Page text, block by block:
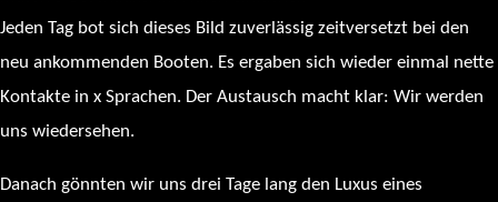
Jeden Tag bot sich dieses Bild zuverlässig zeitversetzt bei den
neu ankommenden Booten. Es ergaben sich wieder einmal nette
Kontakte in x Sprachen. Der Austausch macht klar: Wir werden
uns wiedersehen.
Danach gönnten wir uns drei Tage lang den Luxus eines